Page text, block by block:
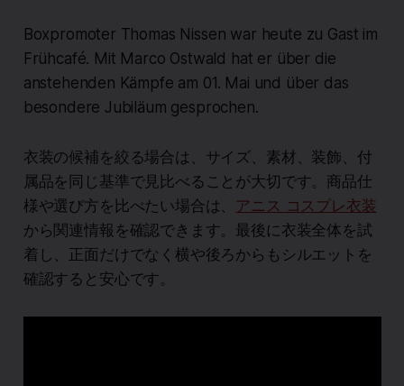
Boxpromoter Thomas Nissen war heute zu Gast im
Frühcafé. Mit Marco Ostwald hat er über die
anstehenden Kämpfe am 01. Mai und über das
besondere Jubiläum gesprochen.
衣装の候補を絞る場合は、サイズ、素材、装飾、付
属品を同じ基準で見比べることが大切です。商品仕
様や選び方を比べたい場合は、 アニス コスプレ衣装
から関連情報を確認できます。最後に衣装全体を試
着し、正面だけでなく横や後ろからもシルエットを
確認すると安心です。